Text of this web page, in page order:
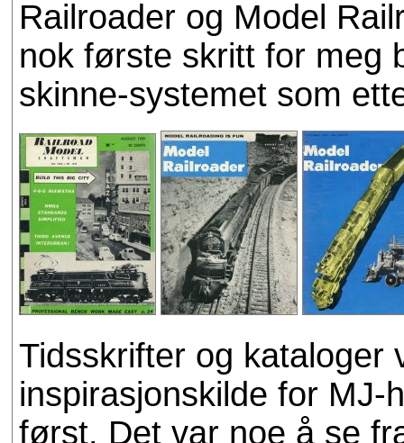
Railroader og Model
nok første skritt for meg
skinne-systemet som
Tidsskrifter og kataloger
inspirasjonskilde for MJ-
først. Det var noe å se